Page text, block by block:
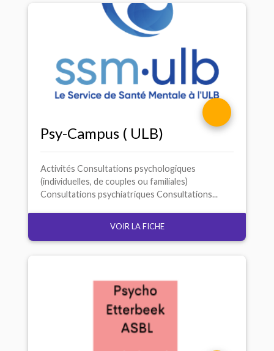
Psy-Campus ( ULB)
Activités Consultations psychologiques
(individuelles, de couples ou familiales)
Consultations psychiatriques Consultations...
VOIR LA FICHE